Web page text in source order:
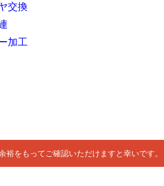
交換
加工
をもってご確認いただけますと幸いです。